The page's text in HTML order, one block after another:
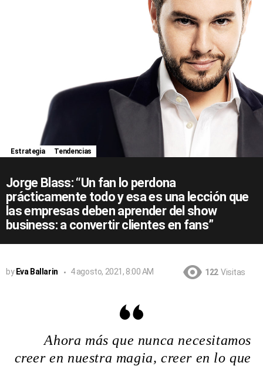
Estrategia Tendencias
Jorge Blass: “Un fan lo perdona
prácticamente todo y esa es una lección que
las empresas deben aprender del show
business: a convertir clientes en fans”
by Eva Ballarin 4 agosto, 2021, 8:00 AM 122 Visitas
Ahora más que nunca necesitamos
creer en nuestra magia, creer en lo que